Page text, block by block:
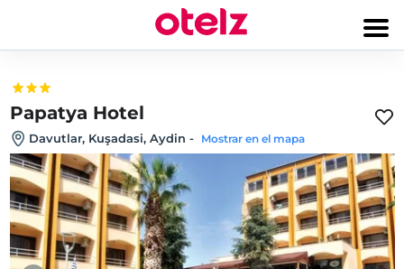
Papatya Hotel
Davutlar, Kuşadasi, Aydin - Mostrar en el mapa